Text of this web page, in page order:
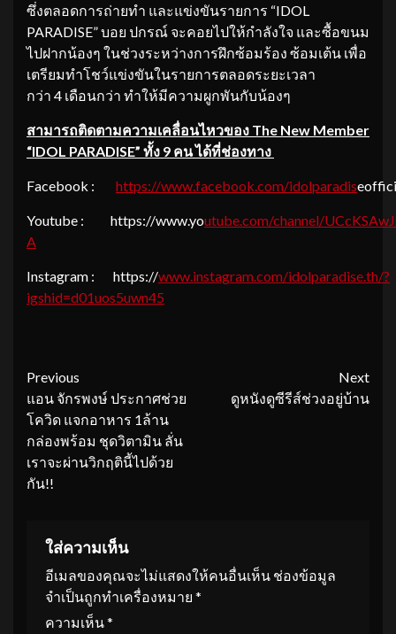
ซึ่งตลอดการถ่ายทำ และแข่งขันรายการ “IDOL
PARADISE” บอย ปกรณ์ จะคอยไปให้กำลังใจ และซื้อขนม
ไปฝากน้องๆ ในช่วงระหว่างการฝึกซ้อมร้อง ซ้อมเต้น เพื่อ
เตรียมทำโชว์แข่งขันในรายการตลอดระยะเวลา
กว่า 4 เดือนกว่า ทำให้มีความผูกพันกับน้องๆ
สามารถติดตามความเคลื่อนไหวของ The New Member
“IDOL PARADISE” ทั้ง 9 คนได้ที่ช่องทาง
Facebook : https://www.facebook.com/idolparadis
Youtube : https://www.youtube.com/channel/
A
Instagram : https://www.instagram.com/idolparadise.th/?
igshid=d01uos5uwn45
Continue
Reading
Previous
แอน จักรพงษ์ ประกาศช่วย
โควิด แจกอาหาร 1ล้าน
กล่องพร้อม ชุดวิตามิน ลั่น
เราจะผ่านวิกฤตินี้ไปด้วย
กัน!!
Next
ดูหนังดูซีรีส์ช่วงอยู่บ้าน
ใส่ความเห็น
อีเมลของคุณจะไม่แสดงให้คนอื่นเห็น ช่องข้อมูล
จำเป็นถูกทำเครื่องหมาย *
ความเห็น*